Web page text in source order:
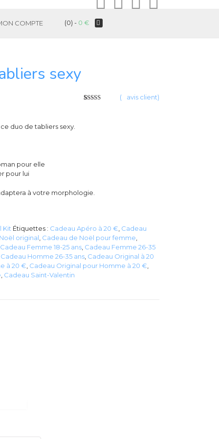
COMPTE (0) - 0 €
sexy
( avis client)
duo de tabliers sexy.
pour elle
pour lui
à votre morphologie.
Kit Étiquettes : Cadeau Apéro à 20 € Cadeau
original Cadeau de Noël pour femme
Cadeau Femme 18-25 ans Cadeau Femme 26-35
Cadeau Homme 26-35 ans Cadeau Original à 20
à 20 € Cadeau Original pour Homme à 20 €
Cadeau Saint-Valentin